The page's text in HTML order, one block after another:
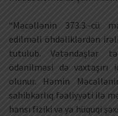
“Məcəllənin 373.3.-cü
edilməli öhdəliklərdən
tutulub. Vətəndaşlar
ödənilməsi də
olunur. Həmin
sahibkarlıq fəaliyyəti ilə
hansı fiziki və ya hüquqi